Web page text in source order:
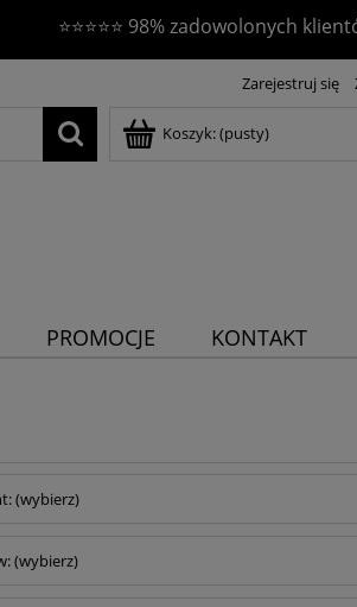
⭐⭐⭐⭐⭐ 98% zadowolonych
Zarejestruj się
Koszyk:(pusty)
PROMOCJE KONTAKT
(wybierz)
(wybierz)